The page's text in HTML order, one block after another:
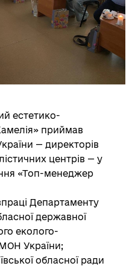
естетико-
приймав
— директорів
центрів — у
«Топ-менеджер
Департаменту
державної
еколого-
України;
обласної ради